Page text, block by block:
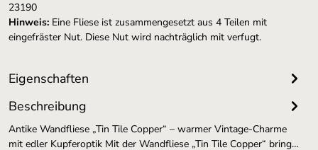
23190
Hinweis:Eine Fliese ist zusammengesetzt aus 4 Teilen mit
eingefräster Nut. Diese Nut wird nachträglich mit verfugt.
Eigenschaften
Beschreibung
Antike Wandfliese „Tin Tile Copper“ – warmer Vintage-Charme
mit edler Kupferoptik Mit der Wandfliese „Tin Tile Copper“ bring…